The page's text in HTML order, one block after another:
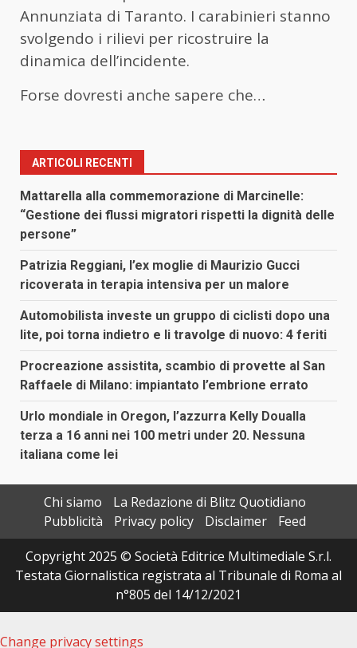
Annunziata di Taranto. I carabinieri stanno
svolgendo i rilievi per ricostruire la
dinamica dell’incidente.
Forse dovresti anche sapere che…
ARTICOLI RECENTI
Mattarella alla commemorazione di Marcinelle:
“Gestione dei flussi migratori rispetti la dignità delle
persone”
Patrizia Reggiani, l’ex moglie di Maurizio Gucci
ricoverata in terapia intensiva per un malore
Automobilista investe un gruppo di ciclisti dopo una
lite, poi torna indietro e li travolge di nuovo: 4 feriti
Procreazione assistita, scambio di provette al San
Raffaele di Milano: impiantato l’embrione errato
Urlo mondiale in Oregon, l’azzurra Kelly Doualla
terza a 16 anni nei 100 metri under 20. Nessuna
italiana come lei
Chi siamo
La Redazione di Blitz Quotidiano
Pubblicità
Privacy policy Disclaimer
Feed
Copyright 2025 © Società Editrice Multimediale S.r.l.
Testata Giornalistica registrata al Tribunale di Roma al
n°805 del 14/12/2021
Change privacy settings